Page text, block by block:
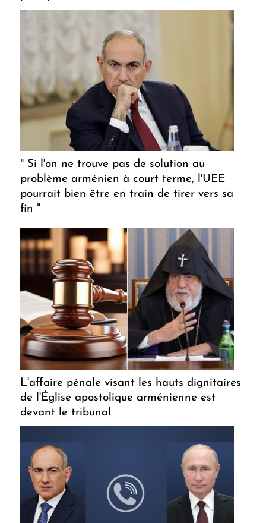
" Si l'on ne trouve pas de solution au
problème arménien à court terme, l'UEE
pourrait bien être en train de tirer vers sa
fin "
L'affaire pénale visant les hauts dignitaires
de l'Église apostolique arménienne est
devant le tribunal